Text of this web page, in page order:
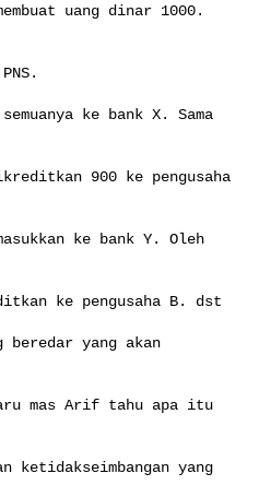
uang dinar 1000.
ke bank X. Sama
900 ke pengusaha
ke bank Y. Oleh
ke pengusaha B. dst
beredar yang akan
mas Arif tahu apa itu
ketidakseimbangan yang